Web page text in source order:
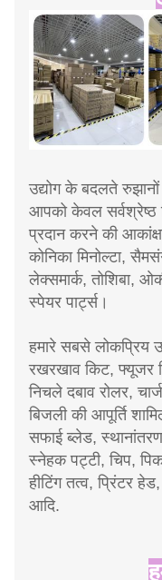
उद्योग के बदलते
आपको केवल सर्वश्रेष्ठ
प्रदान करने की
कोनिका मिनोल्टा,
लेक्समार्क, तोशिबा,
स्पेयर पार्ट्स।
हमारे सबसे लोकप्रिय
रखरखाव किट, फ्यूजर
निचले दबाव रोलर,
बिजली की आपूर्ति
सफाई ब्लेड,
स्नेहक पट्टी, चिप,
हीटिंग तत्व, प्रिंटर
आदि.